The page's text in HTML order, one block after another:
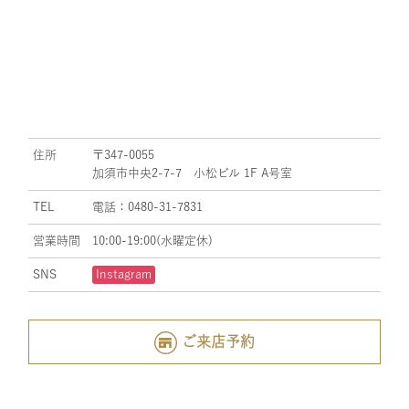
住所
〒347-0055
加須市中央2-7-7 小松ビル 1F A号室
TEL 電話：0480-31-7831
営業時間 10:00-19:00(水曜定休)
SNS Instagram
ご来店予約